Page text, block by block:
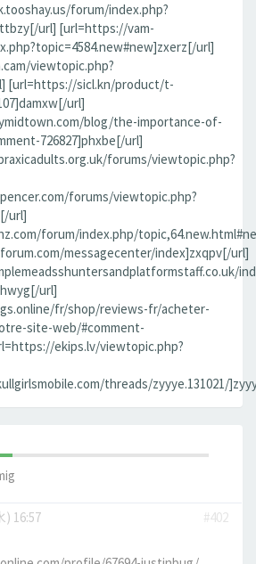
forum/index.php?
url] [url=https://vam-
url]
viewtopic.php?
[url=https://sicl.kn/product/t-
url]
blog/the-importance-of-
726827]phxbe[/url]
forums/viewtopic.php?
forums/viewtopic.php?
url]
forum/index.php/
messagecenter/index]zxqpv[/url]
url]
fr/shop/reviews-fr/acheter-
site-web/#comment-
ekips.lv/viewtopic.php?
threads/zyyye.131021/
) 16:57
#402